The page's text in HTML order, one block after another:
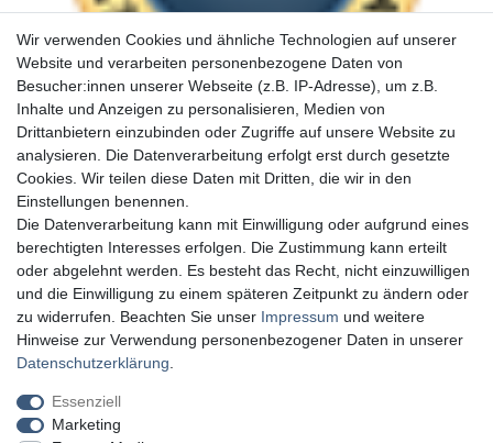
Wir verwenden Cookies und ähnliche Technologien auf unserer
Website und verarbeiten personenbezogene Daten von
Besucher:innen unserer Webseite (z.B. IP-Adresse), um z.B.
Inhalte und Anzeigen zu personalisieren, Medien von
Drittanbietern einzubinden oder Zugriffe auf unsere Website zu
analysieren. Die Datenverarbeitung erfolgt erst durch gesetzte
Cookies. Wir teilen diese Daten mit Dritten, die wir in den
Einstellungen benennen.
Die Datenverarbeitung kann mit Einwilligung oder aufgrund eines
berechtigten Interesses erfolgen. Die Zustimmung kann erteilt
oder abgelehnt werden. Es besteht das Recht, nicht einzuwilligen
und die Einwilligung zu einem späteren Zeitpunkt zu ändern oder
zu widerrufen. Beachten Sie unser Impressum und weitere
Hinweise zur Verwendung personenbezogener Daten in unserer
Daten­schutz­erklärung
Essenziell
Marketing